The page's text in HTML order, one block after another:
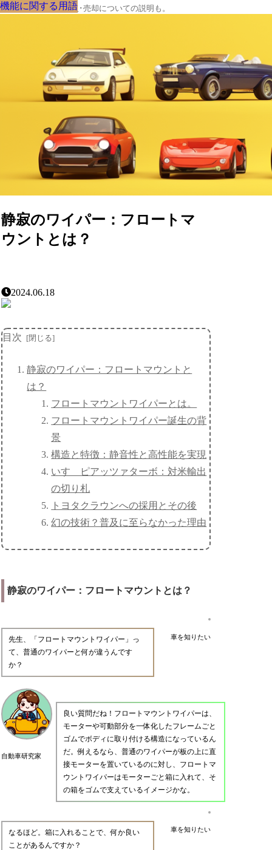
クルマの大辞典、購入･売却についての説明も。
静寂のワイパー：フロートマ
ウントとは？
機能に関する用語
2024.06.18
目次
静寂のワイパー：フロートマウントと
は？
フロートマウントワイパーとは。
フロートマウントワイパー誕生の背
景
構造と特徴：静音性と高性能を実現
いすゞピアッツァターボ：対米輸出
の切り札
トヨタクラウンへの採用とその後
幻の技術？普及に至らなかった理由
静寂のワイパー：フロートマウントとは？
車を知りたい
先生、「フロートマウントワイパー」っ
て、普通のワイパーと何が違うんです
か？
自動車研究家
良い質問だね！フロートマウントワイパーは、
モーターや可動部分を一体化したフレームごと
ゴムでボディに取り付ける構造になっているん
だ。例えるなら、普通のワイパーが板の上に直
接モーターを置いているのに対し、フロートマ
ウントワイパーはモーターごと箱に入れて、そ
の箱をゴムで支えているイメージかな。
車を知りたい
なるほど。箱に入れることで、何か良い
ことがあるんですか？
機能に関する用語
機能に関する用語
機能に関する用語
機能に関する用語
機能に関する用語
機能に関する用語
機能に関する用語
機能に関する用語